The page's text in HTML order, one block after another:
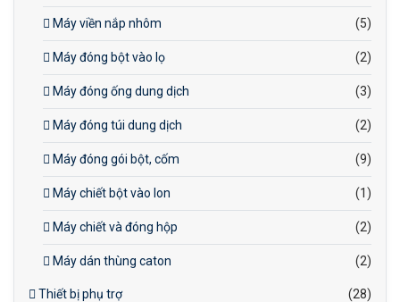
Máy viền nắp nhôm (5)
Máy đóng bột vào lọ (2)
Máy đóng ống dung dịch (3)
Máy đóng túi dung dịch (2)
Máy đóng gói bột, cốm (9)
Máy chiết bột vào lon (1)
Máy chiết và đóng hộp (2)
Máy dán thùng caton (2)
Thiết bị phụ trợ
(28)